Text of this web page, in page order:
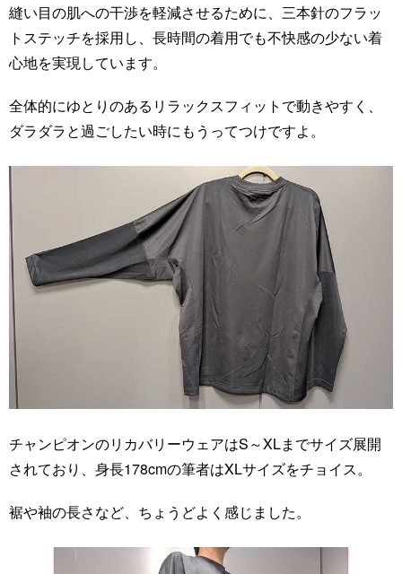
縫い目の肌への干渉を軽減させるために、三本針のフラッ
トステッチを採用し、長時間の着用でも不快感の少ない着
心地を実現しています。
全体的にゆとりのあるリラックスフィットで動きやすく、
ダラダラと過ごしたい時にもうってつけですよ。
チャンピオンのリカバリーウェアはS～XLまでサイズ展開
されており、身長178cmの筆者はXLサイズをチョイス。
裾や袖の長さなど、ちょうどよく感じました。